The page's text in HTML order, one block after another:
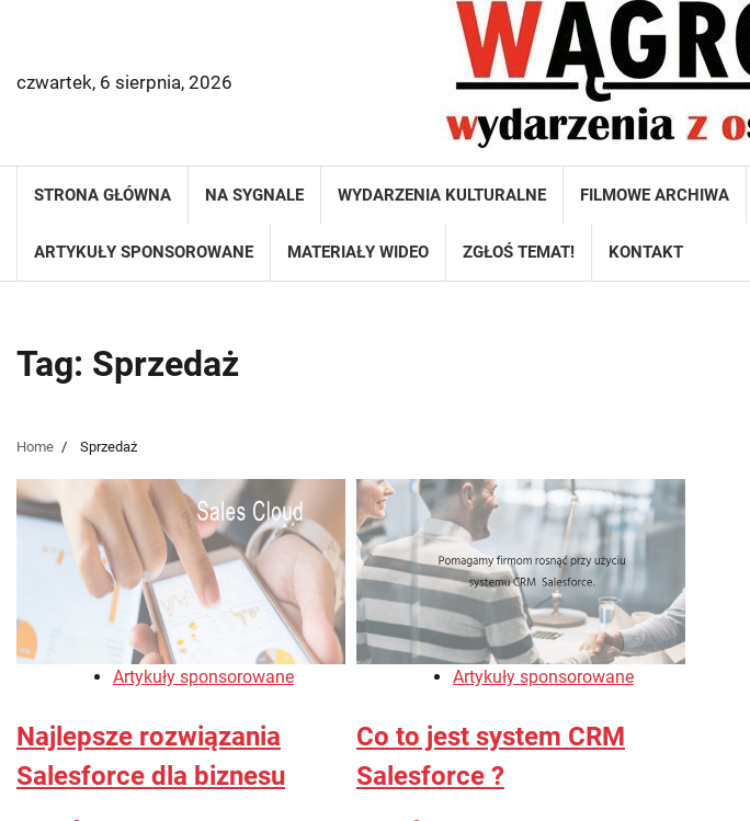
czwartek, 6 sierpnia, 2026
STRONA GŁÓWNA NA SYGNALE WYDARZENIA KULTURALNE FILMOWE ARCHIWA
ARTYKUŁY SPONSOROWANE MATERIAŁY WIDEO ZGŁOŚ TEMAT! KONTAKT
Tag: Sprzedaż
Home Sprzedaż
Artykuły sponsorowane
Najlepsze rozwiązania
Salesforce dla biznesu
Artykuły sponsorowane
Co to jest system CRM
Salesforce ?